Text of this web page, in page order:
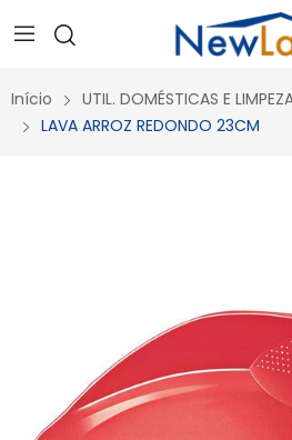
Secure crypto portfolio manager for
Visit Ledger Live
- easily manage,
Início UTIL. DOMÉSTICAS E
LAVA ARROZ REDONDO 23CM